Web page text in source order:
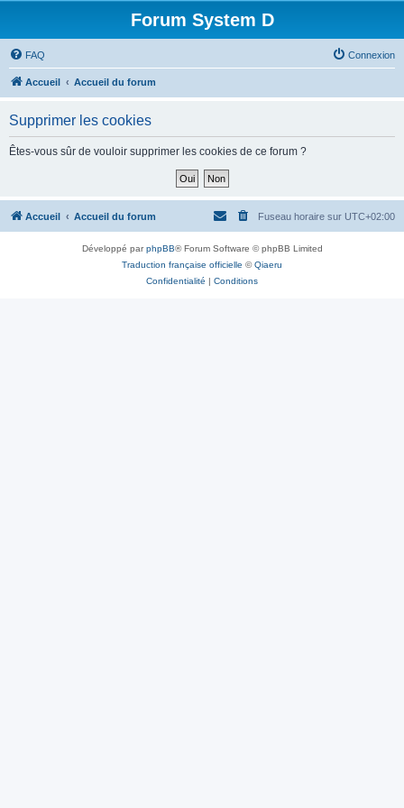
Forum System D
FAQ Connexion
Accueil Accueil du forum
Supprimer les cookies
Êtes-vous sûr de vouloir supprimer les cookies de ce forum ?
Accueil Accueil du forum Fuseau horaire sur UTC+02:00
Développé parphpBB® Forum Software © phpBB Limited
Traduction française officielle ©Qiaeru
Confidentialité | Conditions